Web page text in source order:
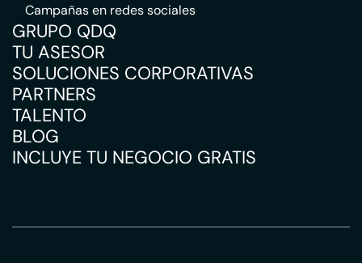
Campañas en redes sociales
GRUPO QDQ
TU ASESOR
SOLUCIONES CORPORATIVAS
PARTNERS
TALENTO
BLOG
INCLUYE TU NEGOCIO GRATIS